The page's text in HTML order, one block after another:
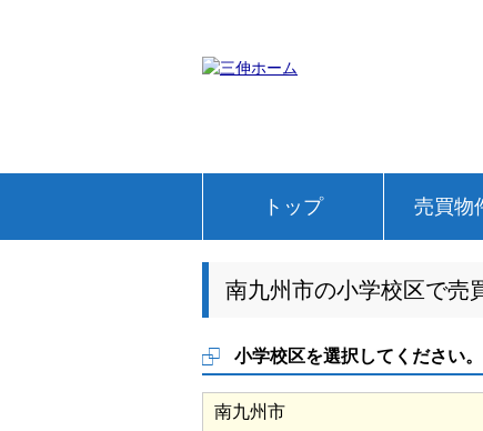
トップ 売買物
南九州市の小学校区で売
小学校区を選択してください。
南九州市